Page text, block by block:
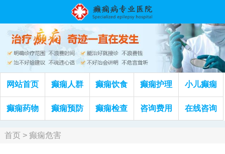
网站首页 癫痫人群 癫痫饮食 癫痫护理 小儿癫痫
癫痫药物 癫痫预防 癫痫检查 咨询费用 在线咨询
首页> 癫痫危害